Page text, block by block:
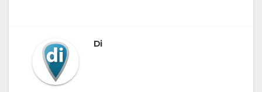
Di